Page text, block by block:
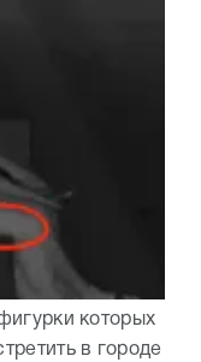
которых
в городе